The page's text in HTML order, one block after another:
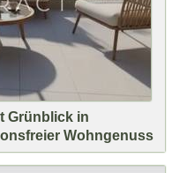
Grünblick in
Wohngenuss